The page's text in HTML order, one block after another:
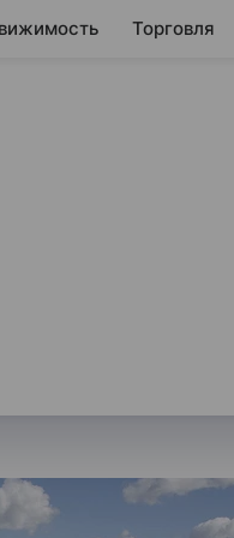
Торговля
Турцию
отметил
борьбы с